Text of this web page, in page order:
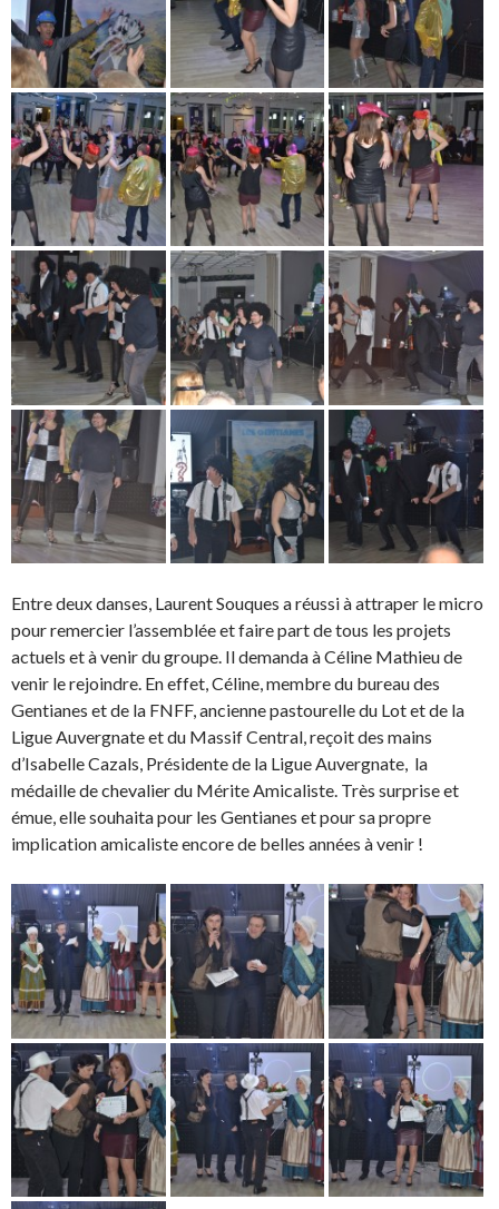
Entre deux danses, Laurent Souques a réussi à attraper le micro
pour remercier l’assemblée et faire part de tous les projets
actuels et à venir du groupe. Il demanda à Céline Mathieu de
venir le rejoindre. En effet, Céline, membre du bureau des
Gentianes et de la FNFF, ancienne pastourelle du Lot et de la
Ligue Auvergnate et du Massif Central, reçoit des mains
d’Isabelle Cazals, Présidente de la Ligue Auvergnate, la
médaille de chevalier du Mérite Amicaliste. Très surprise et
émue, elle souhaita pour les Gentianes et pour sa propre
implication amicaliste encore de belles années à venir !